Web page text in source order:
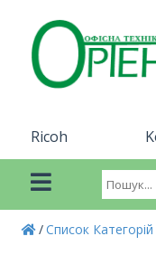
Ricoh
Список Категорій